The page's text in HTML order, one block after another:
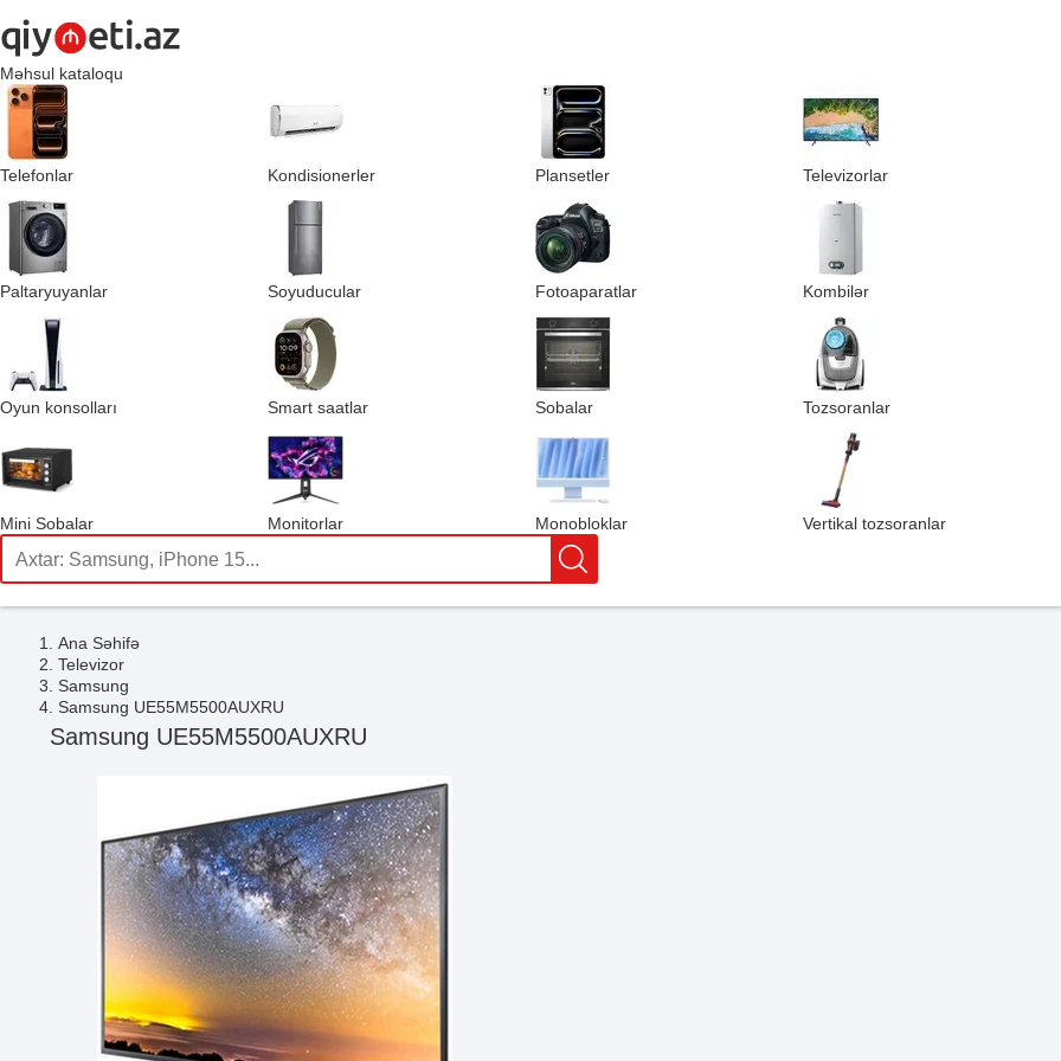
Məhsul kataloqu
Telefonlar Kondisionerler Plansetler Televizorlar
Paltaryuyanlar Soyuducular Fotoaparatlar Kombilər
Oyun konsolları Smart saatlar Sobalar Tozsoranlar
Mini Sobalar Monitorlar Monobloklar Vertikal tozsoranlar
Ana Səhifə
Televizor
Samsung
Samsung UE55M5500AUXRU
Samsung UE55M5500AUXRU